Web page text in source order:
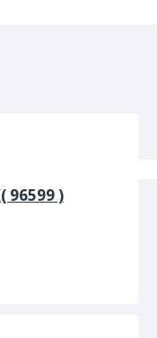
96599 )